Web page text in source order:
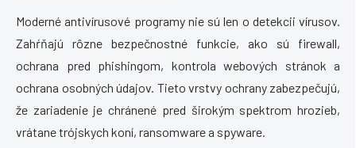
Moderné antivírusové programy nie sú len o detekcii vírusov.
Zahŕňajú rôzne bezpečnostné funkcie, ako sú firewall,
ochrana pred phishingom, kontrola webových stránok a
ochrana osobných údajov. Tieto vrstvy ochrany zabezpečujú,
že zariadenie je chránené pred širokým spektrom hrozieb,
vrátane trójskych koní, ransomware a spyware.